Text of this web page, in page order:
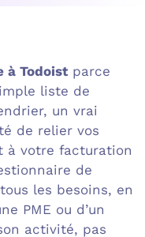
à Todoist parce
liste de
un vrai
de relier vos
à votre facturation
de
les besoins, en
PME ou d’un
activité, pas